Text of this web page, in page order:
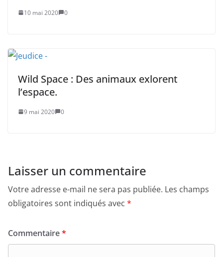
10 mai 2020 0
Wild Space : Des animaux exlorent
l’espace.
9 mai 2020 0
Laisser un commentaire
Votre adresse e-mail ne sera pas publiée. Les champs
obligatoires sont indiqués avec *
Commentaire*